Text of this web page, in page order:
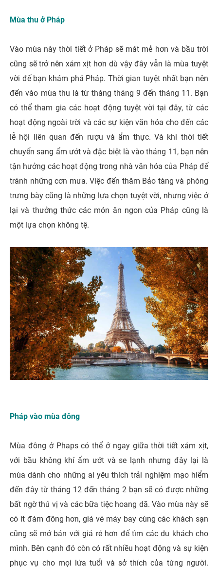
Mùa thu ở Pháp
Vào mùa này thời tiết ở Pháp sẽ mát mẻ hơn và bầu trời
cũng sẽ trở nên xám xịt hơn dù vậy đây vẫn là mùa tuyệt
vời để bạn khám phá Pháp. Thời gian tuyệt nhất bạn nên
đến vào mùa thu là từ tháng tháng 9 đến tháng 11. Bạn
có thể tham gia các hoạt động tuyệt vời tại đây, từ các
hoạt động ngoài trời và các sự kiện văn hóa cho đến các
lễ hội liên quan đến rượu và ẩm thực. Và khi thời tiết
chuyển sang ẩm ướt và đặc biệt là vào tháng 11, bạn nên
tận hưởng các hoạt động trong nhà văn hóa của Pháp để
tránh những cơn mưa. Việc đến thăm Bảo tàng và phòng
trưng bày cũng là những lựa chọn tuyệt vời, nhưng việc ở
lại và thưởng thức các món ăn ngon của Pháp cũng là
một lựa chọn không tệ.
Pháp vào mùa đông
Mùa đông ở Phaps có thể ở ngay giữa thời tiết xám xịt,
với bầu không khí ẩm ướt và se lạnh nhưng đây lại là
mùa dành cho những ai yêu thích trải nghiệm mạo hiểm
đến đây từ tháng 12 đến tháng 2 bạn sẽ có được những
bất ngờ thú vị và các bữa tiệc hoang dã. Vào mùa này sẽ
có ít đám đông hơn, giá vé máy bay cùng các khách sạn
cũng sẽ mở bán với giá rẻ hơn để tìm các du khách cho
mình. Bên cạnh đó còn có rất nhiều hoạt động và sự kiện
phục vụ cho mọi lứa tuổi và sở thích của từng người.